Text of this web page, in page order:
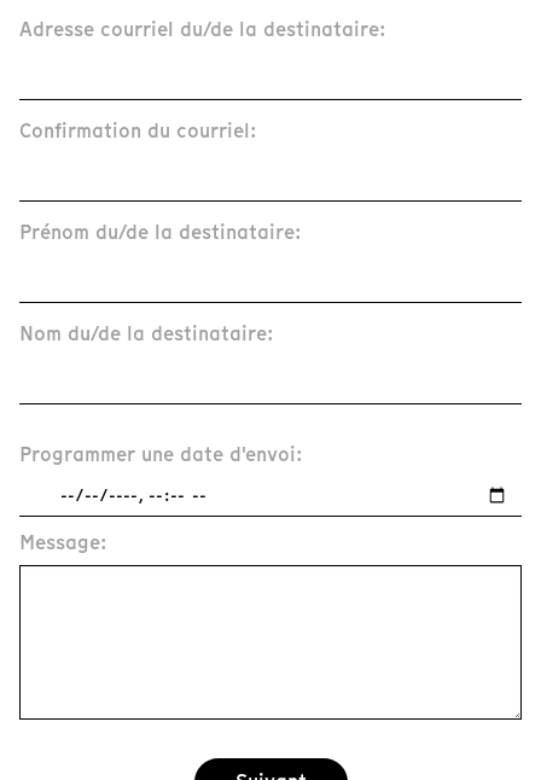
Adresse courriel du/de la destinataire:
Confirmation du courriel:
Prénom du/de la destinataire:
Nom du/de la destinataire:
Programmer une date d'envoi:
Message: